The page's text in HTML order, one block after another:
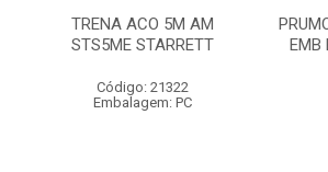
TRENA ACO 5M AM
STS5ME STARRETT
Código: 21322
Embalagem: PC
EMB